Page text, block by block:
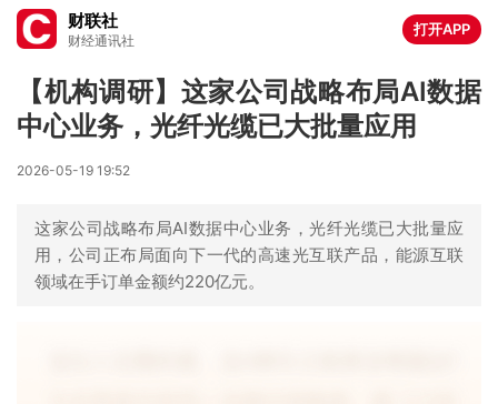
财联社
财经通讯社
打开APP
【机构调研】这家公司战略布局AI数据
中心业务，光纤光缆已大批量应用
2026-05-19 19:52
这家公司战略布局AI数据中心业务，光纤光缆已大批量应
用，公司正布局面向下一代的高速光互联产品，能源互联
领域在手订单金额约220亿元。